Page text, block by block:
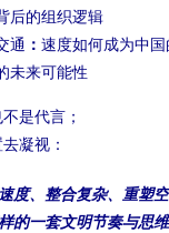
后的组织逻辑
通 ：速度如何成为中
未来可能性
是代言；
凝视：
度、整合复杂、重塑空
的一套文明节奏与思